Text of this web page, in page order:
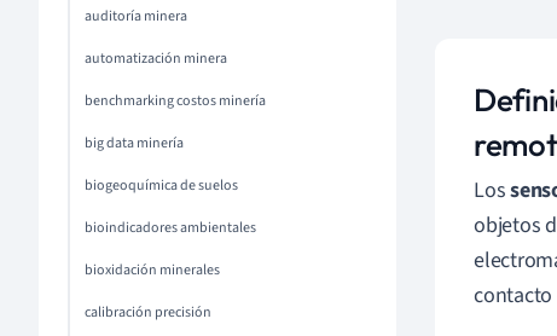
auditoría minera
automatización minera
benchmarking costos minería
big data minería
biogeoquímica de suelos
bioindicadores ambientales
bioxidación minerales
calibración precisión
Los
objetos